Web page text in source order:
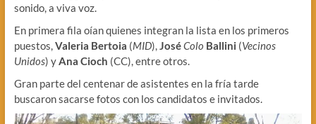
sonido, a viva voz.
En primera fila oían quienes integran la lista en los primeros
puestos,Valeria Bertoia (MID),JoséColo Ballini (Vecinos
Unidos) yAna Cioch (CC), entre otros.
Gran parte del centenar de asistentes en la fría tarde
buscaron sacarse fotos con los candidatos e invitados.